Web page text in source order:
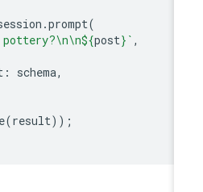
session.prompt
pottery?\n\n${post
: schema
(result